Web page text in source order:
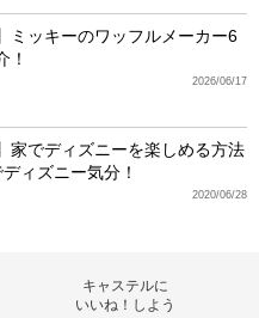
ミッキーのワッフルメーカー6
！
2026/06/17
家でディズニーを楽しめる方法
ィズニー気分！
2020/06/28
キャステルに
いいね！しよう